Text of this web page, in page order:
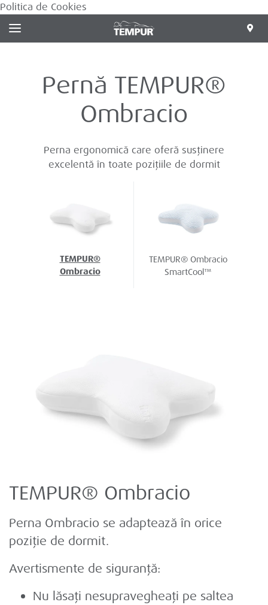
Politica de Cookies
Pernă TEMPUR®
Ombracio
Perna ergonomică care oferă susținere
excelentă în toate pozițiile de dormit
TEMPUR®
Ombracio
TEMPUR® Ombracio
SmartCool™
TEMPUR® Ombracio
Perna Ombracio se adaptează în orice
poziție de dormit.
Avertismente de siguranță:
Nu lăsați nesupravegheați pe saltea